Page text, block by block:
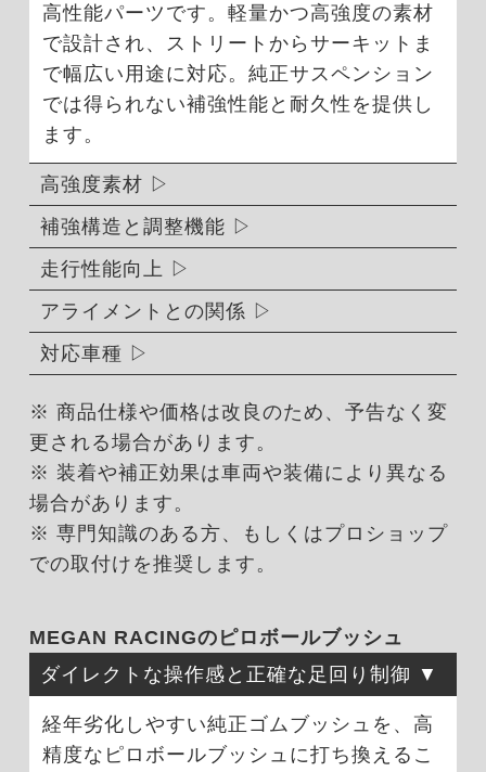
高性能パーツです。軽量かつ高強度の素材
で設計され、ストリートからサーキットま
で幅広い用途に対応。純正サスペンション
では得られない補強性能と耐久性を提供し
ます。
高強度素材
補強構造と調整機能
走行性能向上
アライメントとの関係
対応車種
※ 商品仕様や価格は改良のため、予告なく変
更される場合があります。
※ 装着や補正効果は車両や装備により異なる
場合があります。
※ 専門知識のある方、もしくはプロショップ
での取付けを推奨します。
MEGAN RACINGのピロボールブッシュ
ダイレクトな操作感と正確な足回り制御
経年劣化しやすい純正ゴムブッシュを、高
精度なピロボールブッシュに打ち換えるこ